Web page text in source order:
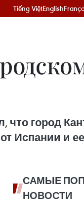
Tiếng ViệtEnglish
что город
Испании и
САМЫЕ
НОВОСТИ